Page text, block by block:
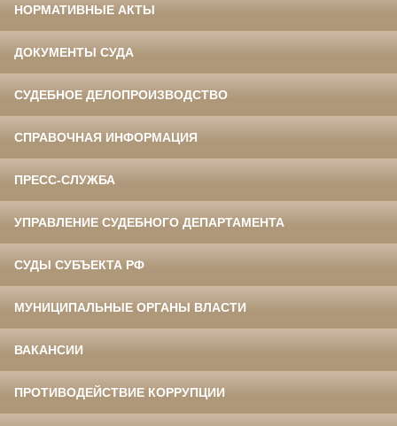
НОРМАТИВНЫЕ АКТЫ
ДОКУМЕНТЫ СУДА
СУДЕБНОЕ ДЕЛОПРОИЗВОДСТВО
СПРАВОЧНАЯ ИНФОРМАЦИЯ
ПРЕСС-СЛУЖБА
УПРАВЛЕНИЕ СУДЕБНОГО ДЕПАРТАМЕНТА
СУДЫ СУБЪЕКТА РФ
МУНИЦИПАЛЬНЫЕ ОРГАНЫ ВЛАСТИ
ВАКАНСИИ
ПРОТИВОДЕЙСТВИЕ КОРРУПЦИИ